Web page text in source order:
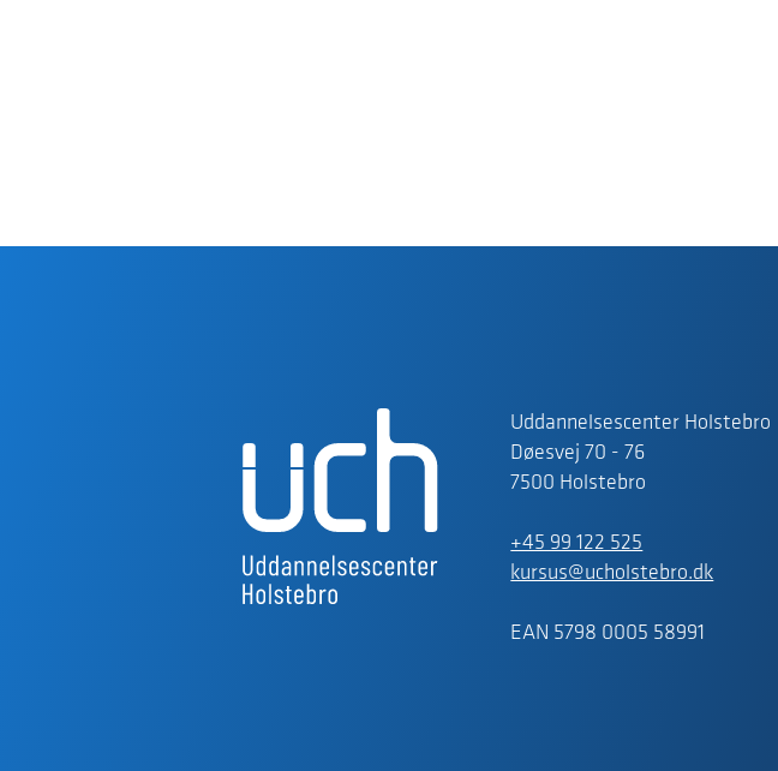
Uddannelsescenter Holstebro
Døesvej 70 - 76
7500 Holstebro
+45 99 122 525
kursus@ucholstebro.dk
EAN 5798 0005 58991